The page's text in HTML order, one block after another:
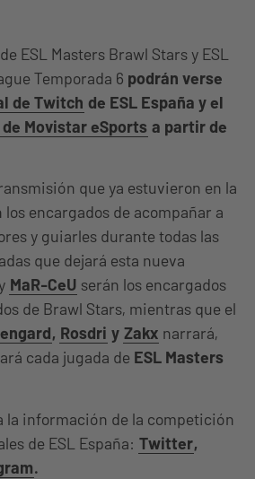
ESL Masters Brawl Stars y ESL
Temporada 6 podrán verse
de Twitch de ESL España y el
Movistar eSports a partir de
que ya estuvieron en la
los encargados de acompañar a
y guiarles durante todas las
que dejará esta nueva
MaR-CeU serán los encargados
de Brawl Stars, mientras que el
, Rosdri y Zakx narrará,
cada jugada de ESL Masters
la información de la competición
de ESL España: Twitter,
.